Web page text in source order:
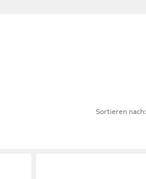
Sortieren nach: